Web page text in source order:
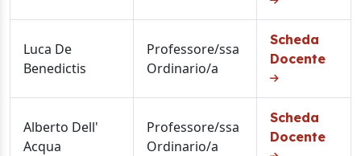
Luca De
Benedictis
Professore/ssa
Ordinario/a
Scheda
Docente
Alberto Dell'
Acqua
Professore/ssa
Ordinario/a
Scheda
Docente